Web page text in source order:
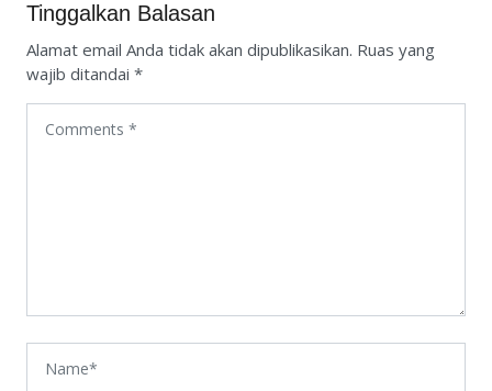
Tinggalkan Balasan
Alamat email Anda tidak akan dipublikasikan. Ruas yang
wajib ditandai *